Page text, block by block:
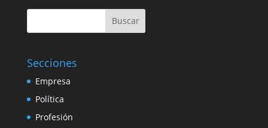
Buscar
Secciones
Empresa
Política
Profesión